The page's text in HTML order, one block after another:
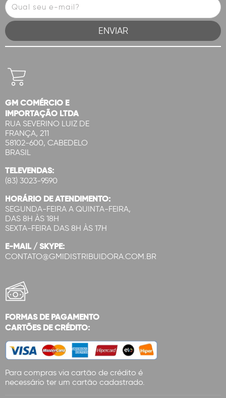
GM COMÉRCIO E
IMPORTAÇÃO LTDA
RUA SEVERINO LUIZ DE
FRANÇA, 211
58102-600, CABEDELO
BRASIL
TELEVENDAS:
(83) 3023-9590
HORÁRIO DE ATENDIMENTO:
SEGUNDA-FEIRA A QUINTA-FEIRA,
DAS 8H ÀS 18H
SEXTA-FEIRA DAS 8H ÀS 17H
E-MAIL / SKYPE:
CONTATO@GMIDISTRIBUIDORA.COM.BR
FORMAS DE PAGAMENTO
CARTÕES DE CRÉDITO:
Para compras via cartão de crédito é
necessário ter um cartão cadastrado.